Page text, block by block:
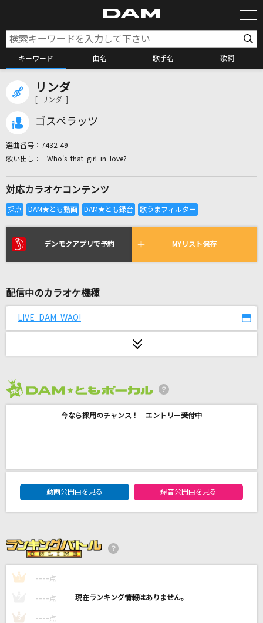
キーワード 曲名 歌手名 歌詞
全国りれき
リアルタイムで歌われている曲の一覧
[生音]Don't say “lazy“
Mrs. GREEN APPLE
愛をこめて花束を
Vaundy
流星
藍井エイル
[生音]I LOVE YOU
尾崎豊
サトシ(松本梨香)
リンダ
[ リンダ ]
ゴスペラッツ
選曲番号： 7432-49
Who's that girl in love?
対応カラオケコンテンツ
デンモクアプリで予約 MYリスト保存
配信中のカラオケ機種
LIVE DAM WAO!
今なら採用のチャンス！ エントリー受付中
DAM★ともボーカルエントリーランキング
動画公開曲を見る
録音公開曲を見る
1 ---- 点 ----
---- 点 ----
3 ---- 点 ----